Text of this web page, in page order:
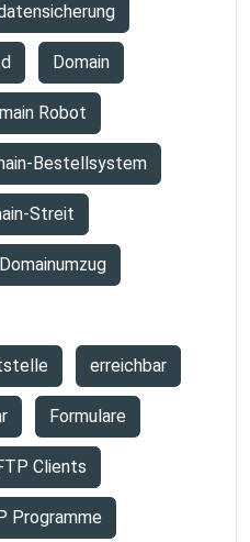
Domain
Robot
Bestellsystem
Streit
Domainumzug
erreichbar
Formulare
Clients
Programme